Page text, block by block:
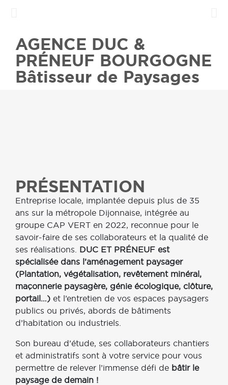
EN SAVOIR PLUS
AGENCE DUC &
PRÉNEUF BOURGOGNE
Bâtisseur de Paysages
PRÉSENTATION
Entreprise locale, implantée depuis plus de 35
ans sur la métropole Dijonnaise, intégrée au
groupe CAP VERT en 2022, reconnue pour le
savoir-faire de ses collaborateurs et la qualité de
ses réalisations. DUC ET PRÉNEUF est
spécialisée dans l’aménagement paysager
(Plantation, végétalisation, revêtement minéral,
maçonnerie paysagère, génie écologique, clôture,
portail…) et l’entretien de vos espaces paysagers
publics ou privés, abords de bâtiments
d’habitation ou industriels.
Son bureau d’étude, ses collaborateurs chantiers
et administratifs sont à votre service pour vous
permettre de relever l’immense défi de bâtir le
paysage de demain !